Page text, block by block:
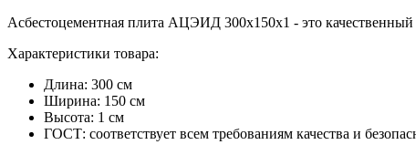
Асбестоцементная плита АЦЭИД 300x150x1 - это
Характеристики товара:
Длина: 300 см
Ширина: 150 см
Высота: 1 см
ГОСТ: соответствует всем требованиям качества и